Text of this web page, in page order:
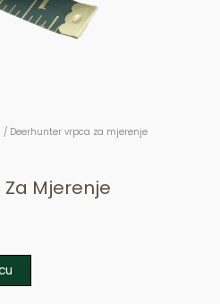
/ Deerhunter vrpca za mjerenje
Mjerenje